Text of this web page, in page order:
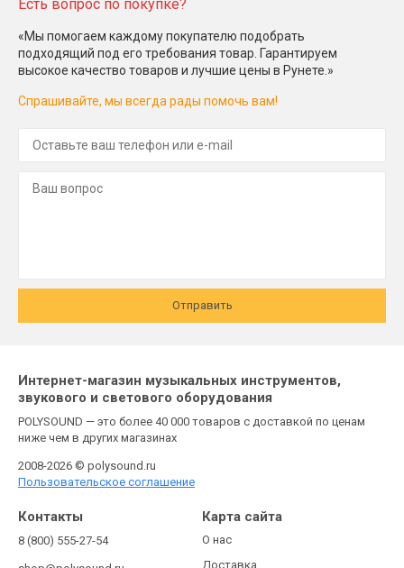
Есть вопрос по покупке?
«Мы помогаем каждому покупателю подобрать
подходящий под его требования товар. Гарантируем
высокое качество товаров и лучшие цены в Рунете.»
Спрашивайте, мы всегда рады помочь вам!
Отправить
Интернет-магазин музыкальных инструментов,
звукового и светового оборудования
POLYSOUND — это более 40 000 товаров с доставкой по ценам
ниже чем в других магазинах
2008-2026 © polysound.ru
Пользовательское соглашение
Контакты
8 (800) 555-27-54
Карта сайта
О нас
Доставка